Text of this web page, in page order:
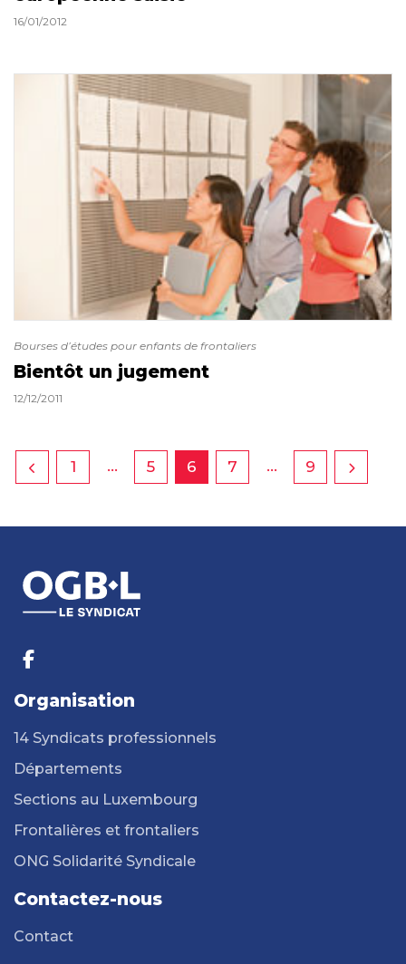
16/01/2012
Bourses d’études pour enfants de frontaliers
Bientôt un jugement
12/12/2011
1 … 5 6 7 … 9
Organisation
14 Syndicats professionnels
Départements
Sections au Luxembourg
Frontalières et frontaliers
ONG Solidarité Syndicale
Contactez-nous
Contact